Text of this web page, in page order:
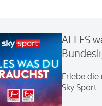
ALLES
Erlebe
Sky